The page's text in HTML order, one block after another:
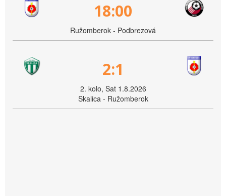
18:00
Ružomberok - Podbrezová
2:1
2. kolo, Sat 1.8.2026
Skalica - Ružomberok